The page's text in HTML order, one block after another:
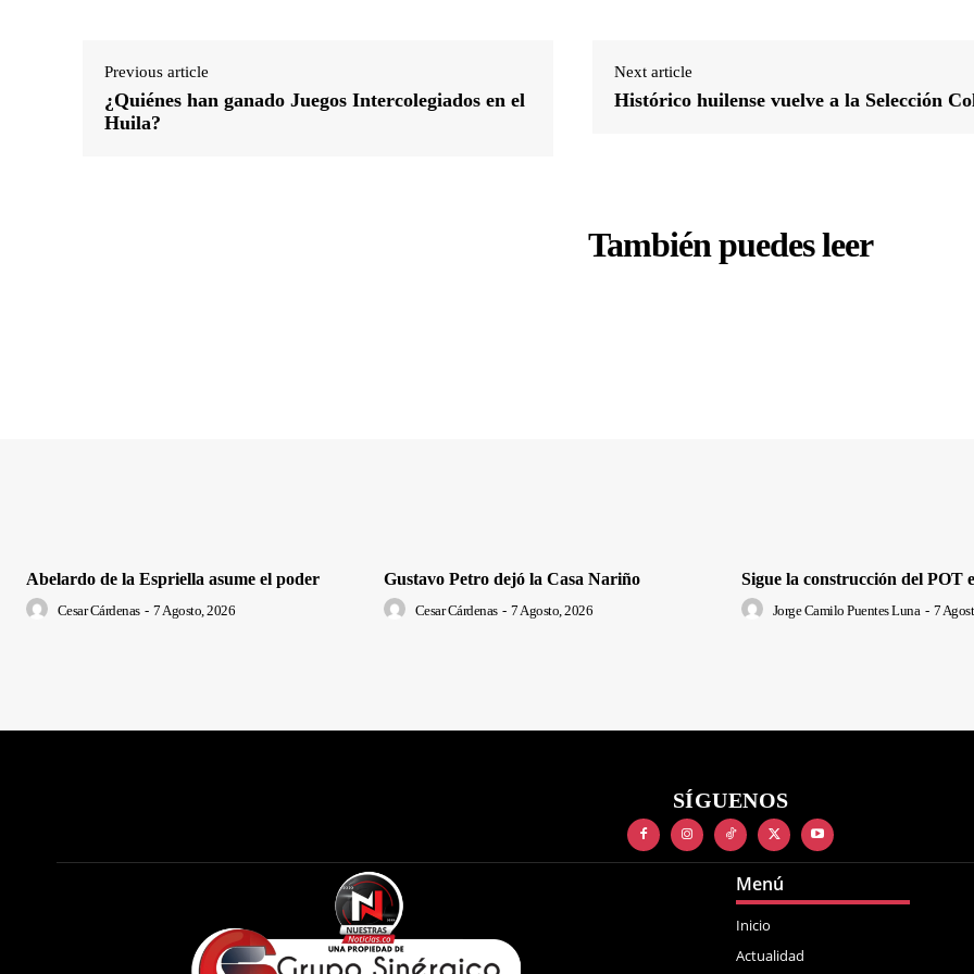
Previous article
¿Quiénes han ganado Juegos Intercolegiados en el
Huila?
Next article
Histórico huilense vuelve a la Selección
También puedes leer
Abelardo de la Espriella asume el poder
Cesar Cárdenas - 7 Agosto, 2026
Gustavo Petro dejó la Casa Nariño
Cesar Cárdenas - 7 Agosto, 2026
Sigue la construcción del POT
Jorge Camilo Puentes Luna - 7
SÍGUENOS
Menú
Inicio
Actualidad